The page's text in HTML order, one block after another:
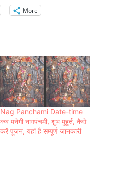
More
Nag Panchami Date-time
कब मनेगी नागपंचमी, शुभ मुहूर्त, कैसे
करें पूजन, यहां है सम्पूर्ण जानकारी